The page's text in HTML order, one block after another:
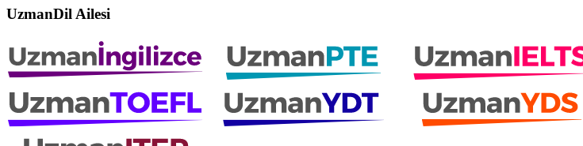
UzmanDil Ailesi